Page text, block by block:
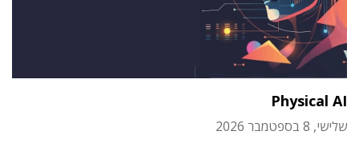
Physical AI
שלישי, 8 בספטמבר 2026